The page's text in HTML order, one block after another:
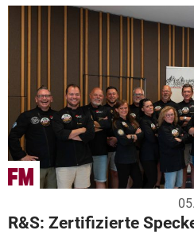
R&S: Zertifizierte